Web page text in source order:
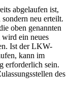
abgelaufen ist,
neu erteilt.
oben genannten
ein neues
Ist der LKW-
kann im
erforderlich sein.
des